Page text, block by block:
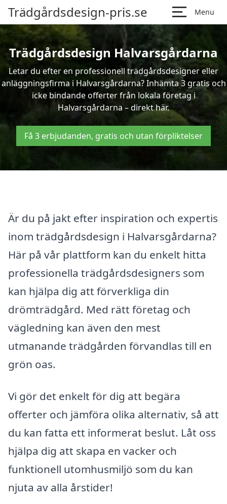
Trädgårdsdesign-pris.se Menu
Trädgårdsdesign Halvarsgårdarna
Letar du efter en professionell trädgårdsdesigner eller
anläggningsfirma i Halvarsgårdarna? Inhämta 3 gratis och
icke bindande offerter från lokala företag i
Halvarsgårdarna – direkt här.
Få 3 erbjudanden, gratis och utan förpliktelser
Är du på jakt efter inspiration och expertis
inom trädgårdsdesign i Halvarsgårdarna?
Här på vår plattform kan du enkelt hitta
professionella trädgårdsdesigners som
kan hjälpa dig att förverkliga din
drömträdgård. Med rätt företag och
vägledning kan även den mest
utmanande trädgården förvandlas till en
grön oas.
Vi gör det enkelt för dig att begära
offerter och jämföra olika alternativ, så att
du kan fatta ett informerat beslut. Låt oss
hjälpa dig att skapa en vacker och
funktionell utomhusmiljö som du kan
njuta av alla årstider!